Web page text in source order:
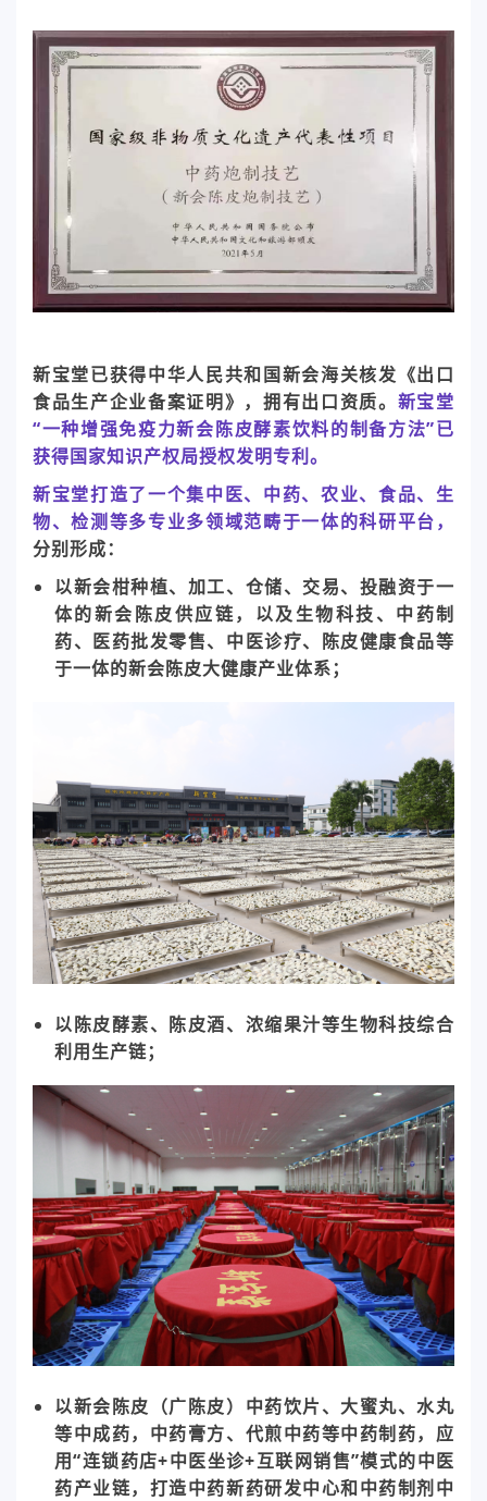
新宝堂已获得中华人民共和国新会海关核发《出口
食品生产企业备案证明》，拥有出口资质。 新宝堂
“一种增强免疫力新会陈皮酵素饮料的制备方法”已
获得国家知识产权局授权发明专利。
新宝堂打造了一个集中医、中药、农业、食品、生
物、检测等多专业多领域范畴于一体的科研平台，
分别形成：
以新会柑种植、加工、仓储、交易、投融资于一
体的新会陈皮供应链，以及生物科技、中药制
药、医药批发零售、中医诊疗、陈皮健康食品等
于一体的新会陈皮大健康产业体系；
以陈皮酵素、陈皮酒、浓缩果汁等生物科技综合
利用生产链；
以新会陈皮（广陈皮）中药饮片、大蜜丸、水丸
等中成药，中药膏方、代煎中药等中药制药，应
用“连锁药店+中医坐诊+互联网销售”模式的中医
药产业链，打造中药新药研发中心和中药制剂中